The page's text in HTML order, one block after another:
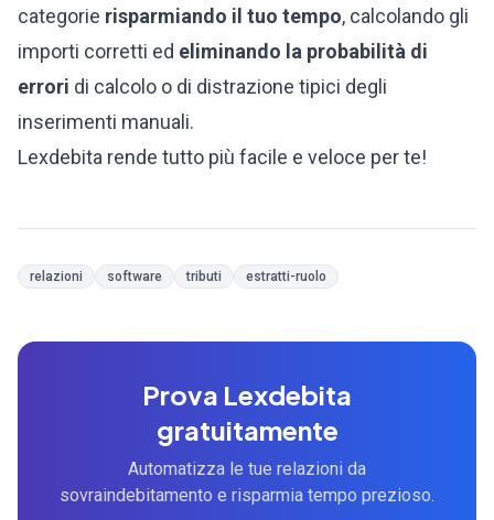
categorie risparmiando il tuo tempo, calcolando gli
importi corretti ed eliminando la probabilità di
errori di calcolo o di distrazione tipici degli
inserimenti manuali.
Lexdebita rende tutto più facile e veloce per te!
relazioni software tributi estratti-ruolo
Prova Lexdebita
gratuitamente
Automatizza le tue relazioni da
sovraindebitamento e risparmia tempo prezioso.